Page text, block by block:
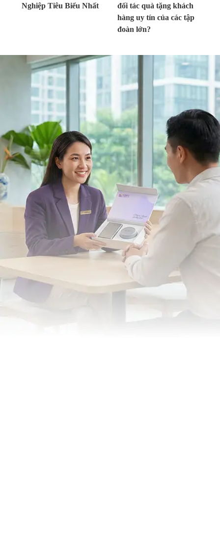
Nghiệp Tiêu Biểu Nhất
đối tác quà tặng khách
hàng uy tín của các tập
đoàn lớn?